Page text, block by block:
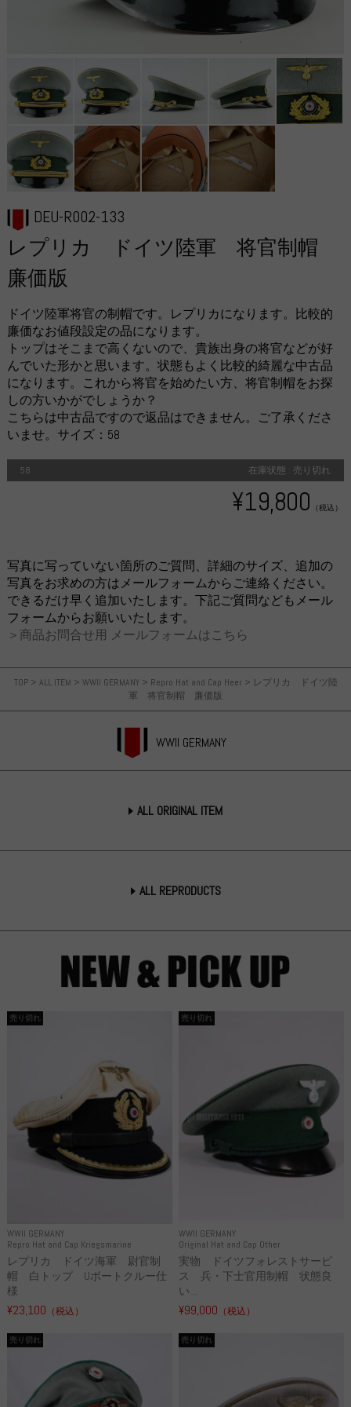
TOP> ALL ITEM > WWII GERMANY> Repro Hat and Cap Heer > レプリカ ドイツ陸
軍 将官制帽 廉価版
WWII GERMANY
ALL ORIGINAL ITEM
ALL REPRODUCTS
DEU-R002-133
レプリカ ドイツ陸軍 将官制帽
廉価版
ドイツ陸軍将官の制帽です。レプリカになります。比較的
廉価なお値段設定の品になります。
トップはそこまで高くないので、貴族出身の将官などが好
んでいた形かと思います。状態もよく比較的綺麗な中古品
になります。これから将官を始めたい方、将官制帽をお探
しの方いかがでしょうか？
こちらは中古品ですので返品はできません。ご了承くださ
いませ。サイズ：58
58 在庫状態 : 売り切れ
¥19,800 （税込）
写真に写っていない箇所のご質問、詳細のサイズ、追加の
写真をお求めの方はメールフォームからご連絡ください。
できるだけ早く追加いたします。下記ご質問などもメール
フォームからお願いいたします。
＞商品お問合せ用 メールフォームはこちら
WWII GERMANY
Repro Hat and Cap Kriegsmarine
売り切れ
レプリカ ドイツ海軍 尉官制
帽 白トップ Uボートクルー仕
様
¥23,100 （税込）
WWII GERMANY
Original Hat and Cap Other
売り切れ
実物 ドイツフォレストサービ
ス 兵・下士官用制帽 状態良
い...
¥99,000 （税込）
売り切れ 売り切れ